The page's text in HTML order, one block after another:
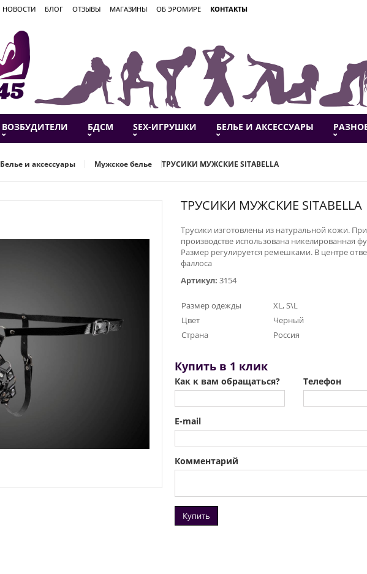
НОВОСТИ БЛОГ ОТЗЫВЫ МАГАЗИНЫ ОБ ЭРОМИРЕ КОНТАКТЫ
ВОЗБУДИТЕЛИ БДСМ SEX-ИГРУШКИ БЕЛЬЕ И АКСЕССУАРЫ
Белье и аксессуары Мужское белье ТРУСИКИ МУЖСКИЕ SITABELLA
ТРУСИКИ МУЖСКИЕ SITABELLA
Трусики изготовлены из натуральной кожи. При
производстве использована никелированная
Размер регулируется ремешками. В центре
фаллоса
Артикул: 3154
Размер одежды
XL, S\L
Цвет
Черный
Страна
Россия
Купить в 1 клик
Как к вам обращаться? Телефон
E-mail
Комментарий
Купить